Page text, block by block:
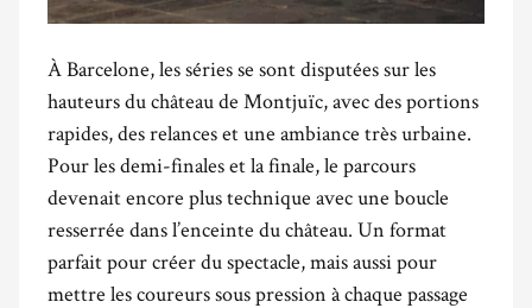
À Barcelone, les séries se sont disputées sur les
hauteurs du château de Montjuïc, avec des portions
rapides, des relances et une ambiance très urbaine.
Pour les demi-finales et la finale, le parcours
devenait encore plus technique avec une boucle
resserrée dans l’enceinte du château. Un format
parfait pour créer du spectacle, mais aussi pour
mettre les coureurs sous pression à chaque passage